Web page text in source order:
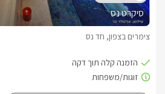
סיקרט נס
צימרים בצפון, חד נס